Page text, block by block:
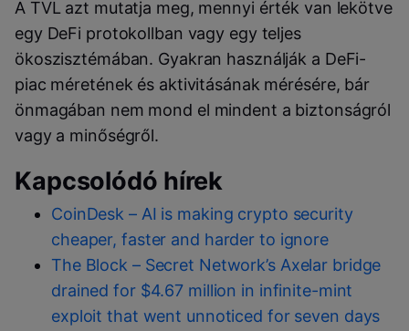
A TVL azt mutatja meg, mennyi érték van lekötve
egy DeFi protokollban vagy egy teljes
ökoszisztémában. Gyakran használják a DeFi-
piac méretének és aktivitásának mérésére, bár
önmagában nem mond el mindent a biztonságról
vagy a minőségről.
Kapcsolódó hírek
CoinDesk – AI is making crypto security
cheaper, faster and harder to ignore
The Block – Secret Network’s Axelar bridge
drained for $4.67 million in infinite-mint
exploit that went unnoticed for seven days